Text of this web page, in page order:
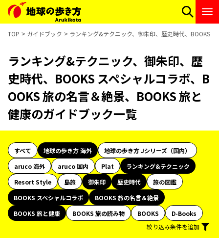
TOP ガイドブック ランキング&テクニック、御朱印、歴史時代、BOOKS
ランキング&テクニック、御朱印、歴
史時代、BOOKS スペシャルコラボ、B
OOKS 旅の名言＆絶景、BOOKS 旅と
健康のガイドブック一覧
すべて 地球の歩き方 海外
地球の歩き方 Jシリーズ（国内）
aruco 海外
aruco 国内 Plat
ランキング&テクニック
Resort Style
島旅 御朱印 歴史時代
旅の図鑑
BOOKS スペシャルコラボ
BOOKS 旅の名言＆絶景
BOOKS 旅と健康
BOOKS 旅の読み物 BOOKS
D-Books
絞り込み条件を追加